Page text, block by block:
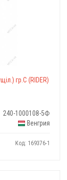
гр.С (RIDER)
240-1000108-5Ф
Венгрия
Код: 169376-1